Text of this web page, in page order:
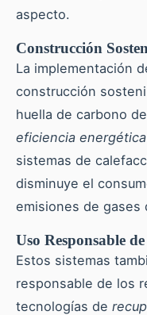
aspecto.
Construcción
La implementación
construcción
huella de carbono
eficiencia energética
sistemas de
disminuye el
emisiones de gases
Uso Responsable
Estos sistemas
responsable de los
tecnologías de